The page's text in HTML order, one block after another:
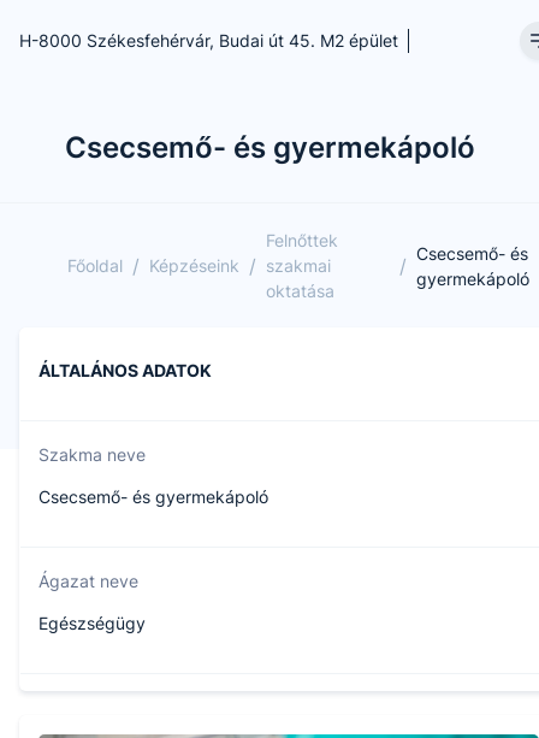
H-8000 Székesfehérvár, Budai út 45. M2 épület
Csecsemő- és gyermekápoló
Főoldal / Képzéseink /
Felnőttek
szakmai
oktatása
/
Csecsemő- és
gyermekápoló
ÁLTALÁNOS ADATOK
Szakma neve
Csecsemő- és gyermekápoló
Ágazat neve
Egészségügy